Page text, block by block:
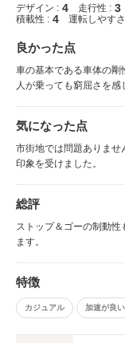
デザイン : 4 走行性 : 3
積載性 : 4 運転しやす
良かった点
車の基本である車体の剛
人が乗っても窮屈さを感
気になった点
市街地では問題ありませ
印象を受けました。
総評
ストップ＆ゴーの制動
ます。
特徴
カジュアル 加速が良い